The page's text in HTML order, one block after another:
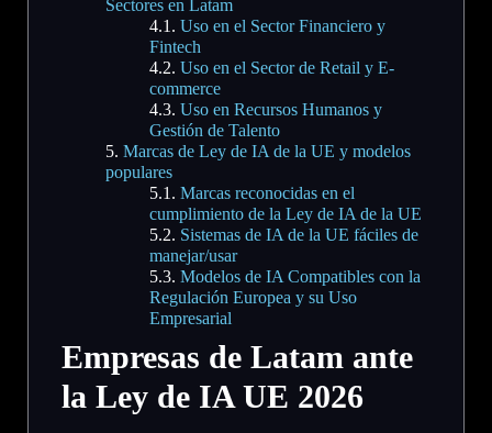
Sectores en Latam
Uso en el Sector Financiero y
Fintech
Uso en el Sector de Retail y E-
commerce
Uso en Recursos Humanos y
Gestión de Talento
Marcas de Ley de IA de la UE y modelos
populares
Marcas reconocidas en el
cumplimiento de la Ley de IA de la UE
Sistemas de IA de la UE fáciles de
manejar/usar
Modelos de IA Compatibles con la
Regulación Europea y su Uso
Empresarial
Empresas de Latam ante
la Ley de IA UE 2026